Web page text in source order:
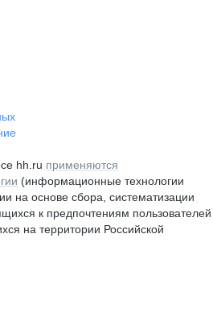
hh.ru применяются
(информационные технологии
на основе сбора, систематизации
к предпочтениям пользователей
на территории Российской